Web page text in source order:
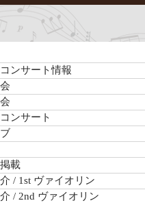
ンサート情報
ンサート
載
/ 1st ヴァイオリン
/ 2nd ヴァイオリン